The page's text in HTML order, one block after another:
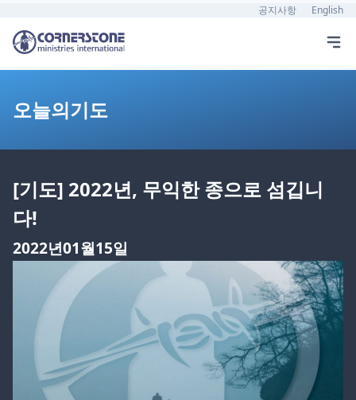
공지사항 English
오늘의기도
[기도] 2022년, 무익한 종으로 섬깁니
다!
2022년01월15일